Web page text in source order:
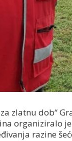
zlatnu dob“
organiziralo
razine